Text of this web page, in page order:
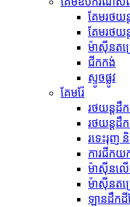
គែម​រថយ
គែមរថយ
ម៉ាស៊ីន​តម្
ជីក​កង់
ស្ទូចផ្លូវ
គែមរ៉ែ
រថយន្តដឹ
រថយន្ត​ដឹ
រទេះរុញ
ការជីកយ
ម៉ាស៊ីន​ល
ម៉ាស៊ីន​តម្
ឡានដឹកដី